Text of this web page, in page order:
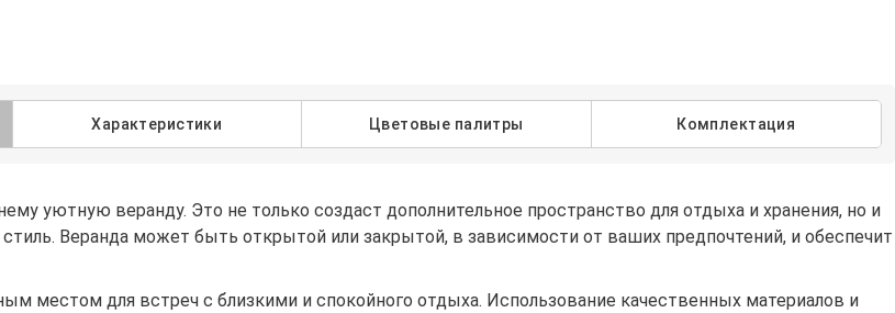
Характеристики Цветовые палитры Комплектация
уютную веранду. Это не только создаст дополнительное пространство для отдыха и хранения, но и
Веранда может быть открытой или закрытой, в зависимости от ваших предпочтений, и обеспечит
местом для встреч с близкими и спокойного отдыха. Использование качественных материалов и